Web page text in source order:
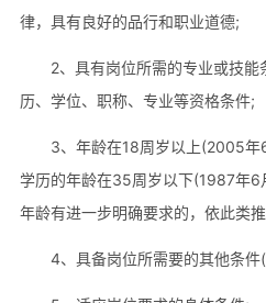
律，具有良好的品行和职业道德;
2、具有岗位所需的专业或技
历、学位、职称、专业等资格条件;
3、年龄在18周岁以上(2005年
学历的年龄在35周岁以下(1987年6
年龄有进一步明确要求的，依此类推
4、具备岗位所需要的其他条件(